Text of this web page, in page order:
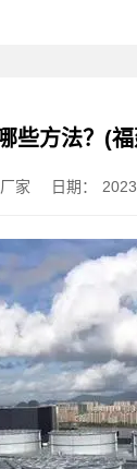
些方法？(
家 日期：